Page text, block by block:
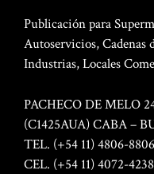
Publicación para
Autoservicios, Cadenas
Industrias, Locales
PACHECO DE MELO
(C1425AUA) CABA –
TEL. (+54 11) 4806-8806
CEL. (+54 11) 4072-4238